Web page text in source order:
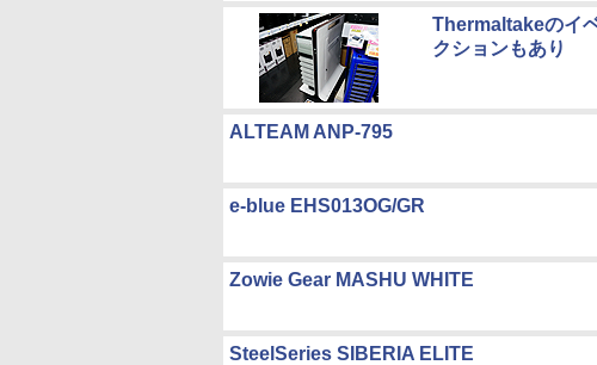
Thermaltakeのイ
クションもあり
ALTEAM ANP-795
e-blue EHS013OG/GR
Zowie Gear MASHU WHITE
SteelSeries SIBERIA ELITE